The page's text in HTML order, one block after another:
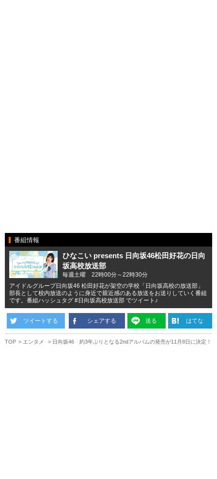
番組情報
ひなこい presents 日向坂46松田好花の日向
坂高校放送部
毎週土曜 22時00分～22時30分
アイドルグループ日向坂46 松田好花が架空の学校「日向坂高校の放送部」
部長として校内放送のように身近で親近感のある放送をお送りしていく番組
です。番組ハッシュタグ #日向坂高校放送部 でツイート♪
ツイートする シェアする 送る はてな
TOP エンタメ 日向坂46 約3年ぶりとなる2ndアルバムの発売が11月8日に決定！